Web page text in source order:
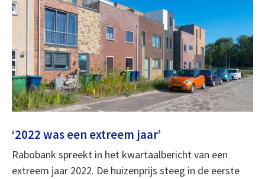
‘2022 was een extreem jaar’
Rabobank spreekt in het kwartaalbericht van een
extreem jaar 2022. De huizenprijs steeg in de eerste